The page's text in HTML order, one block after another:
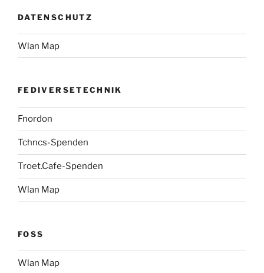
DATENSCHUTZ
Wlan Map
FEDIVERSETECHNIK
Fnordon
Tchncs-Spenden
Troet.Cafe-Spenden
Wlan Map
FOSS
Wlan Map